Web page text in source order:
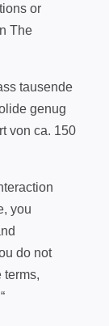
or
The
tausende
genug
von ca. 150
you
do not
terms,